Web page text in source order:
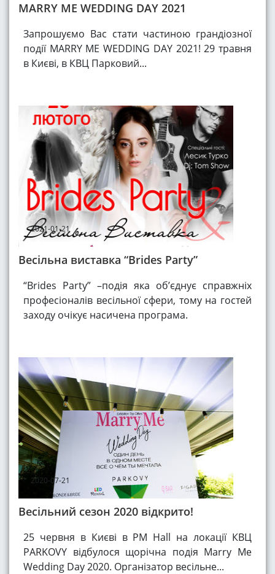
MARRY ME WEDDING DAY 2021
Запрошуємо Вас стати частиною грандіозної
події MARRY ME WEDDING DAY 2021! 29 травня
в Києві, в КВЦ Парковий...
2021-01-21
Весільна виставка “Brides Party”
“Brides Party” –подія яка об’єднує справжніх
професіоналів весільної сфери, тому на гостей
заходу очікує насичена програма.
2020-07-21
Весільний сезон 2020 відкрито!
25 червня в Києві в PM Hall на локації КВЦ
PARKOVY відбулося щорічна подія Marry Me
Wedding Day 2020. Організатор весільне...